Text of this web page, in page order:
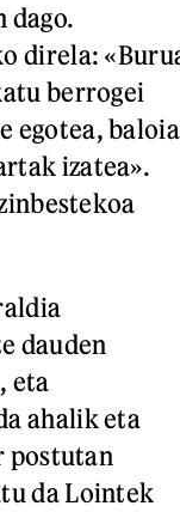
dago.
direla:
berrogei
egotea, baloia
izatea».
dauden
eta
ahalik eta
postutan
da Lointek